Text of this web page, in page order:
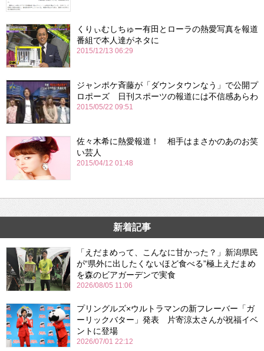
くりぃむしちゅー有田とローラの熱愛写真を報道
番組で本人達がネタに
2015/12/13 06:29
ジャンポケ斉藤が「ダウンタウンなう」で公開プ
ロポーズ 日刊スポーツの報道には不信感あらわ
2015/05/22 09:51
佐々木希に熱愛報道！ 相手はまさかのあのお笑
い芸人
2015/04/12 01:48
新着記事
「えだまめって、こんなに甘かった？」新潟県民
が“県外に出したくないほど食べる”極上えだまめ
を森のビアガーデンで実食
2026/08/05 11:06
プリングルズ×ウルトラマンの新フレーバー「ガ
ーリックバター」発表 片寄涼太さんが祝福イベ
ントに登場
2026/07/01 22:12